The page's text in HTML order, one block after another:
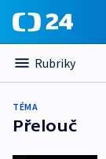
Rubriky
TÉMA
Přelouč